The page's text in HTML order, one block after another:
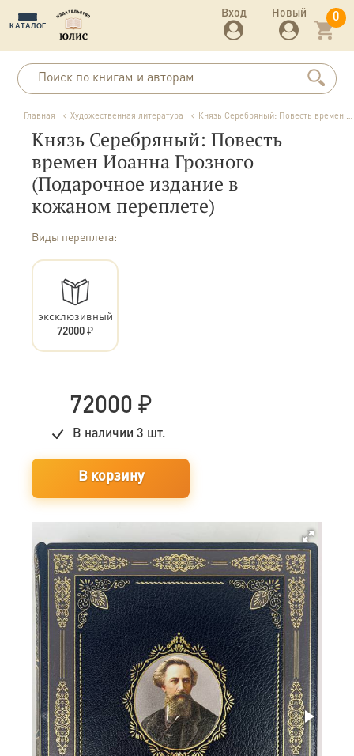
КАТАЛОГ
0
Новый
Вход
Главная Художественная литература Князь Серебряный: Повесть времен Иоанна Грозного (Подарочное издание в кожаном переплете)
Князь Серебряный: Повесть
времен Иоанна Грозного
(Подарочное издание в
кожаном переплете)
Виды переплета:
эксклюзивный
72000 ₽
72000 ₽
В наличии 3 шт.
В корзину